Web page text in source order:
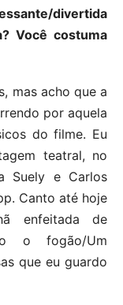
divertida
Você costuma
mas acho que a
por aquela
do filme. Eu
teatral, no
Suely e Carlos
Canto até hoje
enfeitada de
o fogão/Um
que eu guardo